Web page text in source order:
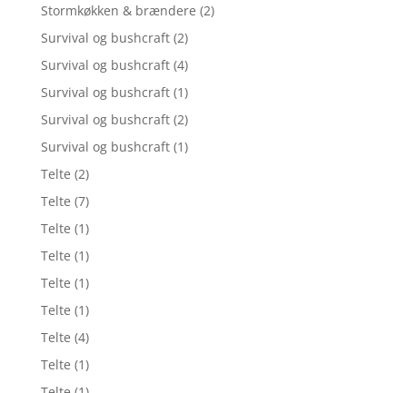
Stormkøkken & brændere (2)
Survival og bushcraft (2)
Survival og bushcraft (4)
Survival og bushcraft (1)
Survival og bushcraft (2)
Survival og bushcraft (1)
Telte (2)
Telte (7)
Telte (1)
Telte (1)
Telte (1)
Telte (1)
Telte (4)
Telte (1)